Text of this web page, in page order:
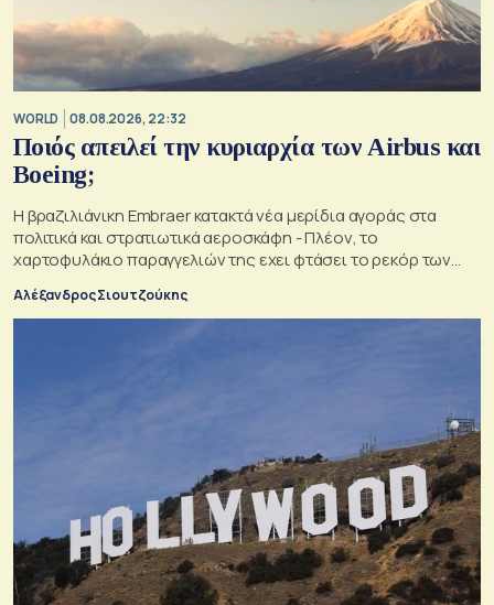
WORLD 08.08.2026, 22:32
Ποιός απειλεί την κυριαρχία των Airbus και
Boeing;
Η βραζιλιάνικη Embraer κατακτά νέα μερίδια αγοράς στα
πολιτικά και στρατιωτικά αεροσκάφη - Πλέον, το
χαρτοφυλάκιο παραγγελιών της εχει φτάσει το ρεκόρ των
34,5 δισ. δολαρίων
Αλέξανδρος Σιουτζούκης